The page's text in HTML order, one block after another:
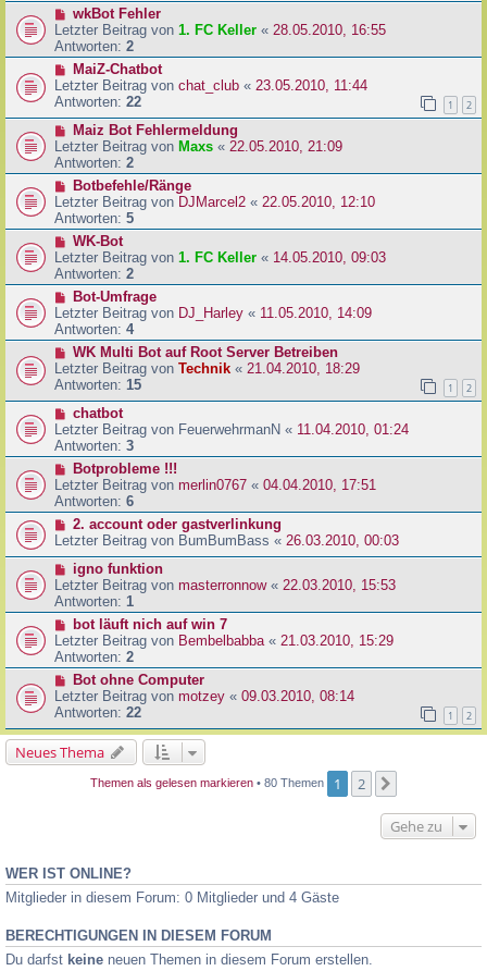
wkBot Fehler
Letzter Beitrag von 1. FC Keller « 28.05.2010, 16:55
Antworten: 2
MaiZ-Chatbot
Letzter Beitrag von chat_club « 23.05.2010, 11:44
Antworten: 22 1 2
Maiz Bot Fehlermeldung
Letzter Beitrag von Maxs « 22.05.2010, 21:09
Antworten: 2
Botbefehle/Ränge
Letzter Beitrag von DJMarcel2 « 22.05.2010, 12:10
Antworten: 5
WK-Bot
Letzter Beitrag von 1. FC Keller « 14.05.2010, 09:03
Antworten: 2
Bot-Umfrage
Letzter Beitrag von DJ_Harley « 11.05.2010, 14:09
Antworten: 4
WK Multi Bot auf Root Server Betreiben
Letzter Beitrag von Technik « 21.04.2010, 18:29
Antworten: 15 1 2
chatbot
Letzter Beitrag von FeuerwehrmanN « 11.04.2010, 01:24
Antworten: 3
Botprobleme !!!
Letzter Beitrag von merlin0767 « 04.04.2010, 17:51
Antworten: 6
2. account oder gastverlinkung
Letzter Beitrag von BumBumBass « 26.03.2010, 00:03
igno funktion
Letzter Beitrag von masterronnow« 22.03.2010, 15:53
Antworten: 1
bot läuft nich auf win 7
Letzter Beitrag von Bembelbabba « 21.03.2010, 15:29
Antworten: 2
Bot ohne Computer
Letzter Beitrag von motzey « 09.03.2010, 08:14
Antworten: 22 1 2
Neues Thema
Themen als gelesen markieren • 80 Themen 1 2
Gehe zu
WER IST ONLINE?
Mitglieder in diesem Forum: 0 Mitglieder und 4 Gäste
BERECHTIGUNGEN IN DIESEM FORUM
Du darfst keine neuen Themen in diesem Forum erstellen.